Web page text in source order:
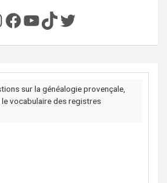
Facebook
YouTube
TikTok
Twitter
sur la généalogie provençale,
vocabulaire des registres